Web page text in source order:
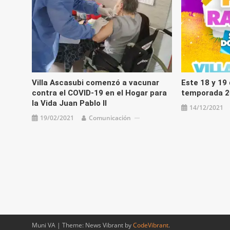
Villa Ascasubi comenzó a vacunar
contra el COVID-19 en el Hogar para
la Vida Juan Pablo II
19/02/2021 Comunicación
Este 18 y
temporada
14/12/2021
Muni VA | Theme: News Vibrant byCodeVibrant.